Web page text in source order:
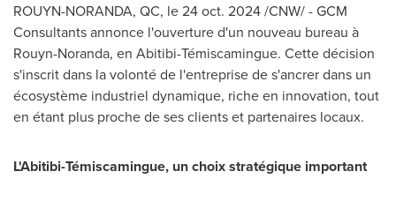
ROUYN-NORANDA, QC, le24 oct. 2024/CNW/ - GCM
Consultants annonce l'ouverture d'un nouveau bureau à
Rouyn-Noranda, en Abitibi-Témiscamingue. Cette décision
s'inscrit dans la volonté de l'entreprise de s'ancrer dans un
écosystème industriel dynamique, riche en innovation, tout
en étant plus proche de ses clients et partenaires locaux.
L'Abitibi-Témiscamingue, un choix stratégique important